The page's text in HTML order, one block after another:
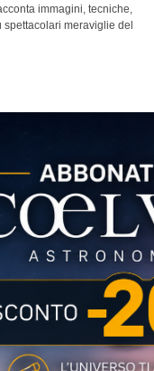
immagini, tecniche,
meraviglie del